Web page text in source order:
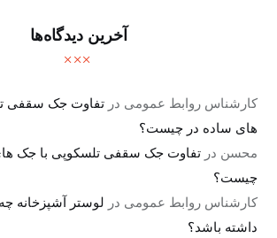
آخرین دیدگاه‌ها
کارشناس روابط عمومی درتفاوت جک سقفی
های ساده در چیست؟
محسن درتفاوت جک سقفی تلسکوپی با جک
چیست؟
کارشناس روابط عمومی در لوستر آشپزخانه
داشته باشد؟